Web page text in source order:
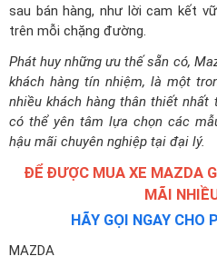
sau bán hàng, như lời cam kết
trên mỗi chặng đường.
Phát huy những ưu thế sẵn có,
khách hàng tín nhiệm, là một
nhiều khách hàng thân thiết nhất
có thể yên tâm lựa chọn các
hậu mãi chuyên nghiệp tại đại lý.
ĐỂ ĐƯỢC MUA XE MAZDA
MÃI
HÃY GỌI NGAY CHO
MAZDA